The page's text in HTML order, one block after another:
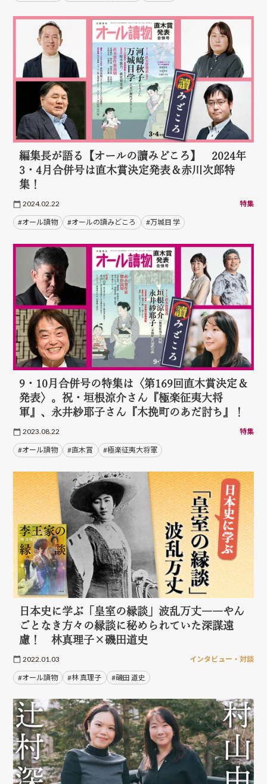
編集長が語る【オールの讀みどころ】 2024年
3・4月合併号は直木賞決定発表＆赤川次郎特
集！
2024.02.22 特集
#オール讀物 #オールの讀みどころ #万城目 学
9・10月合併号の特集は〈第169回直木賞決定＆
発表〉。祝・垣根涼介さん『極楽征夷大将
軍』、永井紗耶子さん『木挽町のあだ討ち』！
2023.08.22 特集
#オール讀物 #直木賞 #極楽征夷大将軍
日本史に学ぶ「皇室の縁談」波乱万丈――やん
ごとなき方々の縁談に秘められていた深謀遠
慮！ 林真理子×磯田道史
2022.01.03 インタビュー・対談
#オール讀物 #林 真理子 #磯田 道史